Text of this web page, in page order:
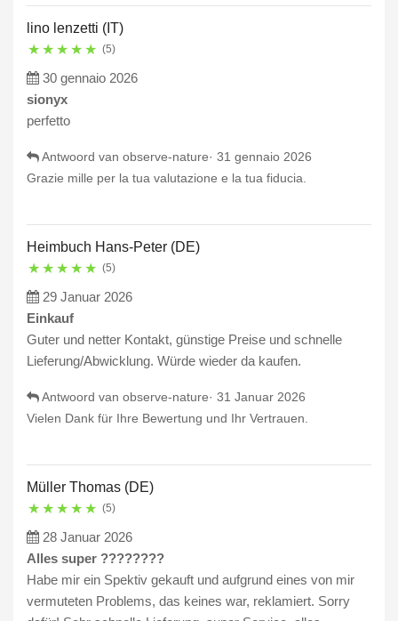
lino lenzetti (IT)
★ ★ ★ ★ ★ (5)
30 gennaio 2026
sionyx
perfetto
Antwoord van observe-nature· 31 gennaio 2026
Grazie mille per la tua valutazione e la tua fiducia.
Heimbuch Hans-Peter (DE)
★ ★ ★ ★ ★ (5)
29 Januar 2026
Einkauf
Guter und netter Kontakt, günstige Preise und schnelle
Lieferung/Abwicklung. Würde wieder da kaufen.
Antwoord van observe-nature· 31 Januar 2026
Vielen Dank für Ihre Bewertung und Ihr Vertrauen.
Müller Thomas (DE)
★ ★ ★ ★ ★ (5)
28 Januar 2026
Alles super ????????
Habe mir ein Spektiv gekauft und aufgrund eines von mir
vermuteten Problems, das keines war, reklamiert. Sorry